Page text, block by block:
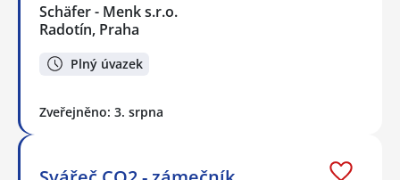
Schäfer - Menk s.r.o.
Radotín, Praha
Plný úvazek
Zveřejněno: 3. srpna